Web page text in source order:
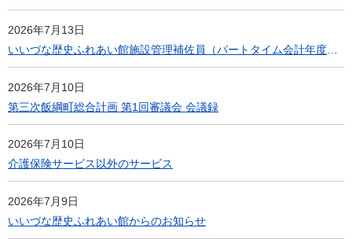
2026年7月13日
2026年7月10日
第三次飯綱町総合計画 第1回審議会 会議録
2026年7月10日
介護保険サービス以外のサービス
2026年7月9日
いいづな歴史ふれあい館からのお知らせ